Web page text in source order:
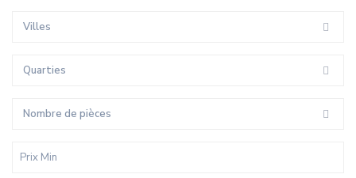
Villes
Quarties
Nombre de pièces